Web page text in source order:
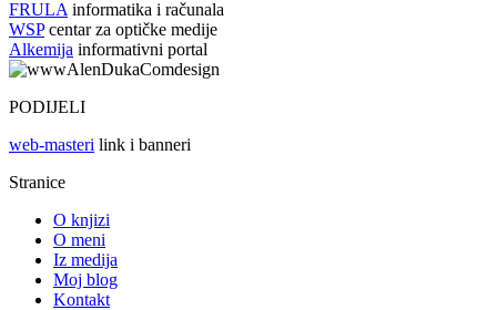
FRULA informatika i računala
WSPcentar za optičke medije
Alkemija informativni portal
PODIJELI
web-masteri link i banneri
Stranice
O knjizi
O meni
Iz medija
Moj blog
Kontakt